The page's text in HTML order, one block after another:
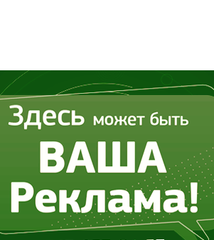
Волгоградская область
Вологодская область
Дагестан
Еврейская АО
Забайкальский край